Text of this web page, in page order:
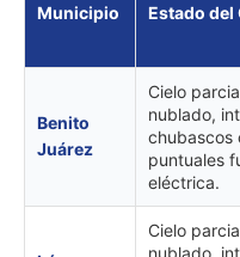
Municipio Estado del
Benito
Juárez
Cielo
nublado,
chubascos
puntuales
eléctrica.
Cielo
nublado,